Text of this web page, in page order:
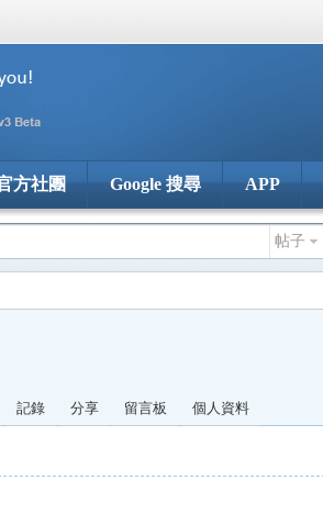
方社團 Google 搜尋 APP
帖子
記錄 分享 留言板 個人資料